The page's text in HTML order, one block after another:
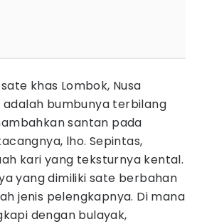
khas Lombok, Nusa
adalah bumbunya terbilang
santan pada
lho. Sepintas,
kari yang teksturnya kental.
yang dimiliki sate berbahan
jenis pelengkapnya. Di mana
dengan bulayak,